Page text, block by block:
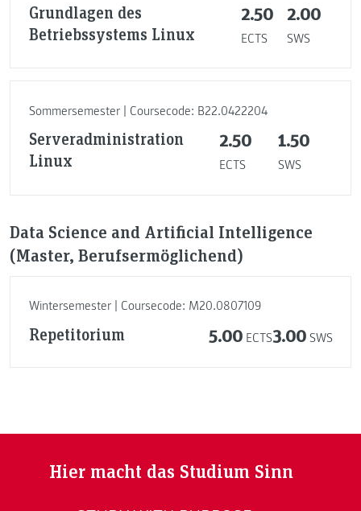
Grundlagen des
Betriebssystems Linux
2.50
ECTS
2.00
SWS
Sommersemester | Coursecode: B22.0422204
Serveradministration
Linux
2.50
ECTS
1.50
SWS
Data Science and Artificial Intelligence
(Master, Berufsermöglichend)
Wintersemester | Coursecode: M20.0807109
Repetitorium 5.00 ECTS3.00 SWS
Hier macht das Studium Sinn